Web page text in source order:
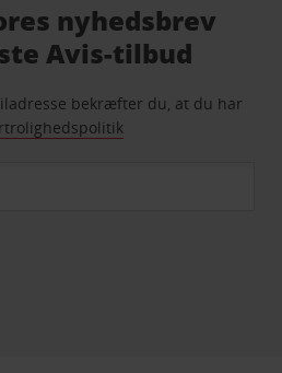
nyhedsbrev
Avis-tilbud
bekræfter du, at du har